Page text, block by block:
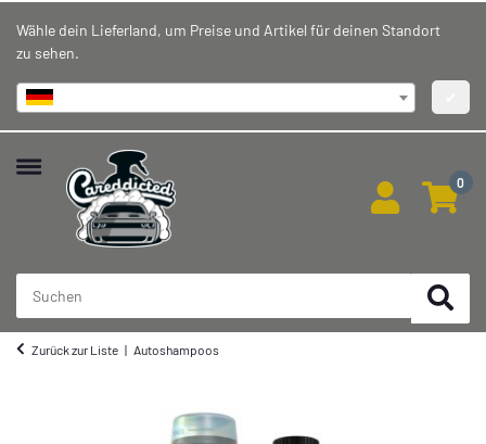
Wähle dein Lieferland, um Preise und Artikel für deinen Standort
zu sehen.
0
Zurück zur Liste Autoshampoos